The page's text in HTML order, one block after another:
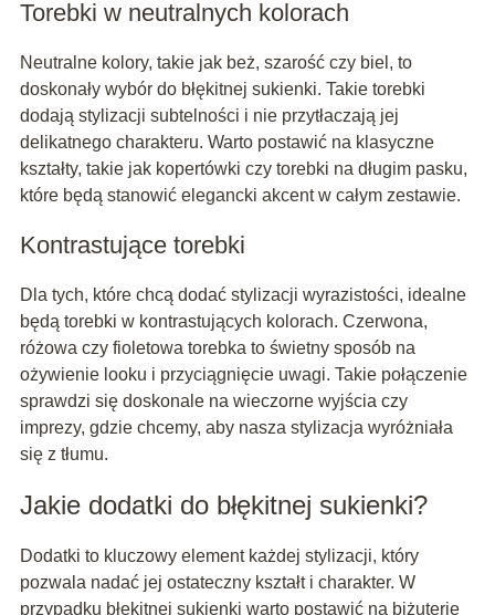
Torebki w neutralnych kolorach
Neutralne kolory, takie jak beż, szarość czy biel, to
doskonały wybór do błękitnej sukienki. Takie torebki
dodają stylizacji subtelności i nie przytłaczają jej
delikatnego charakteru. Warto postawić na klasyczne
kształty, takie jak kopertówki czy torebki na długim pasku,
które będą stanowić elegancki akcent w całym zestawie.
Kontrastujące torebki
Dla tych, które chcą dodać stylizacji wyrazistości, idealne
będą torebki w kontrastujących kolorach. Czerwona,
różowa czy fioletowa torebka to świetny sposób na
ożywienie looku i przyciągnięcie uwagi. Takie połączenie
sprawdzi się doskonale na wieczorne wyjścia czy
imprezy, gdzie chcemy, aby nasza stylizacja wyróżniała
się z tłumu.
Jakie dodatki do błękitnej sukienki?
Dodatki to kluczowy element każdej stylizacji, który
pozwala nadać jej ostateczny kształt i charakter. W
przypadku błękitnej sukienki warto postawić na biżuterię